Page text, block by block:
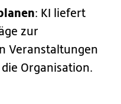
: KI liefert
zur
Veranstaltungen
Organisation.